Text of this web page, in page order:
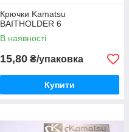
Крючки Kamatsu
BAITHOLDER 6
В наявності
15,80 ₴/упаковка
Купити